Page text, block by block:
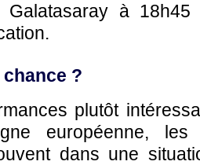
à
?
plutôt
européenne,
dans une